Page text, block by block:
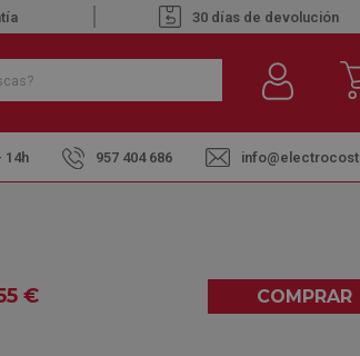
30 días de devolución
14h 957 404 686
€ COMPRAR
CTK033 CRISTAL TEMPLADO -
6 / 6S